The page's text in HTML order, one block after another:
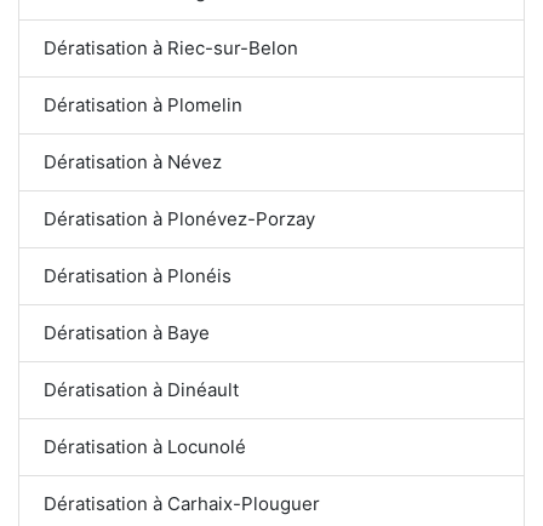
Dératisation à Riec-sur-Belon
Dératisation à Plomelin
Dératisation à Névez
Dératisation à Plonévez-Porzay
Dératisation à Plonéis
Dératisation à Baye
Dératisation à Dinéault
Dératisation à Locunolé
Dératisation à Carhaix-Plouguer